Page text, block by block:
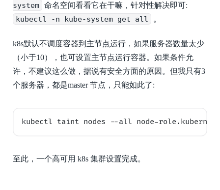
system
命名空间看看它在干嘛，针对性解决即可:
kubectl -n kube-system get all 。
k8s默认不调度容器到主节点运行，如果服务器数量太少
（小于10），也可设置主节点运行容器。如果条件允
许，不建议这么做，据说有安全方面的原因。但我只有3
个服务器，都是master 节点，只能如此了:
至此，一个高可用 k8s 集群设置完成。